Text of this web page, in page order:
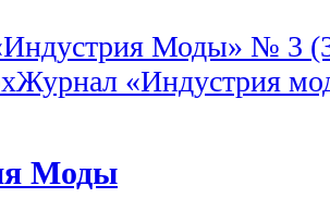
Моды» № 3
Журнал «Индустрия
Моды